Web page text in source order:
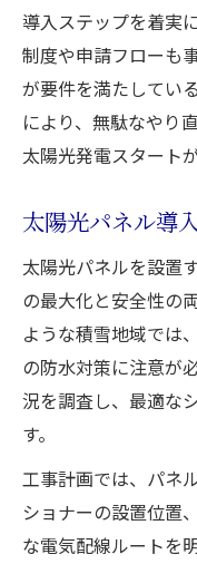
導入ステップを着実
制度や申請フローも
が要件を満たしてい
により、無駄なやり
太陽光発電スタート
太陽光パネル導
太陽光パネルを設置
の最大化と安全性の
ような積雪地域では
の防水対策に注意が
況を調査し、最適な
す。
工事計画では、パネ
ショナーの設置位置
な電気配線ルートを